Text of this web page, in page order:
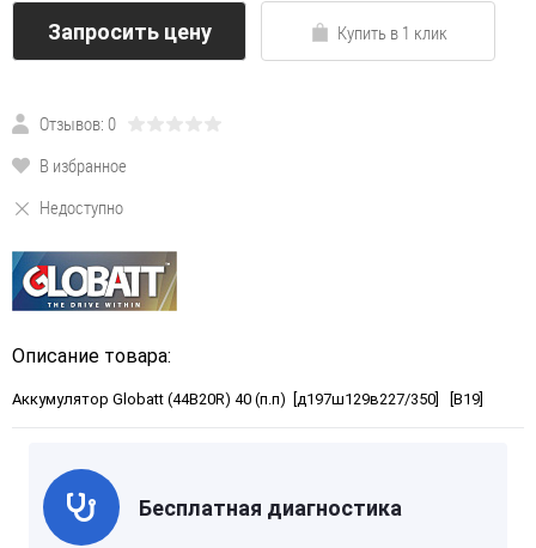
Запросить цену Купить в 1 клик
Отзывов: 0
В избранное
Недоступно
Описание товара:
Аккумулятор Globatt (44B20R) 40 (п.п) [д197ш129в227/350] [B19]
Бесплатная диагностика